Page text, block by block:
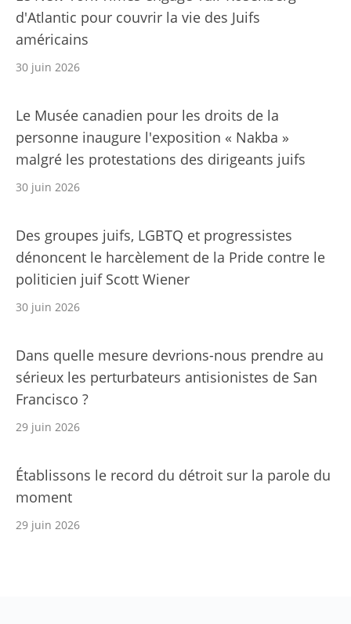
d'Atlantic pour couvrir la vie des Juifs
américains
30 juin 2026
Le Musée canadien pour les droits de la
personne inaugure l'exposition « Nakba »
malgré les protestations des dirigeants juifs
30 juin 2026
Des groupes juifs, LGBTQ et progressistes
dénoncent le harcèlement de la Pride contre le
politicien juif Scott Wiener
30 juin 2026
Dans quelle mesure devrions-nous prendre au
sérieux les perturbateurs antisionistes de San
Francisco ?
29 juin 2026
Établissons le record du détroit sur la parole du
moment
29 juin 2026